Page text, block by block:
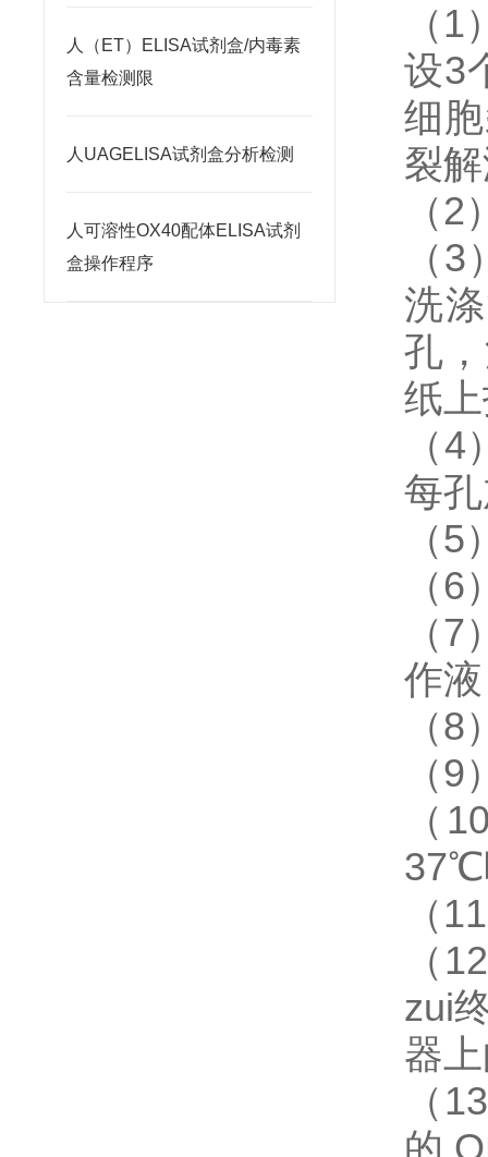
人（ET）ELISA试剂盒/内毒素
含量检测限
人UAGELISA试剂盒分析检测
人可溶性OX40配体ELISA试剂
盒操作程序
（
设3
细
裂
（
（
洗
孔
纸
（
每
（
（
（
作
（
（
（
（
（
zui
器
（
的